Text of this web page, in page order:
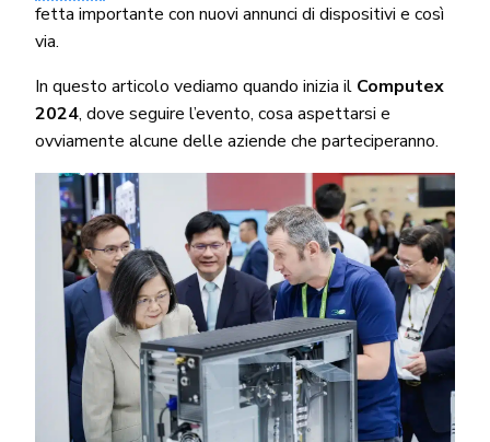
fetta importante con nuovi annunci di dispositivi e così
via.
In questo articolo vediamo quando inizia il Computex
2024, dove seguire l’evento, cosa aspettarsi e
ovviamente alcune delle aziende che parteciperanno.